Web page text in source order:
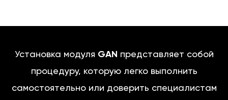
Установка модуля GAN представляет собой
процедуру, которую легко выполнить
самостоятельно или доверить специалистам